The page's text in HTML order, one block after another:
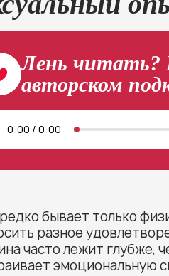
Лень читать?
авторском
0:00 / 0:00
бывает только
разное
часто лежит глубже,
эмоциональную